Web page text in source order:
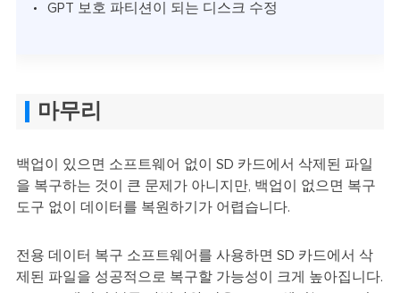
GPT 보호 파티션이 되는 디스크 수정
마무리
백업이 있으면 소프트웨어 없이 SD 카드에서 삭제된 파일
을 복구하는 것이 큰 문제가 아니지만, 백업이 없으면 복구
도구 없이 데이터를 복원하기가 어렵습니다.
전용 데이터 복구 소프트웨어를 사용하면 SD 카드에서 삭
제된 파일을 성공적으로 복구할 가능성이 크게 높아집니다.